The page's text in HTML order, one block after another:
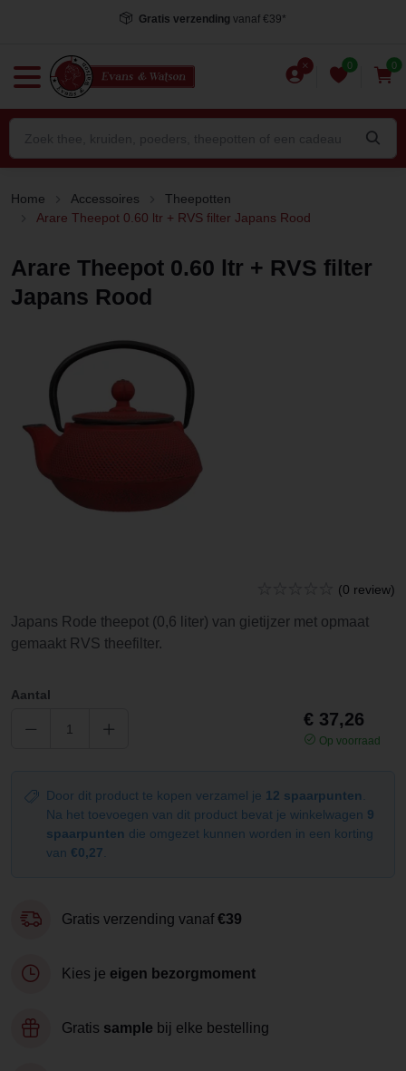
Gratis verzending vanaf €39*
0 0
Home Accessoires
Theepotten
Arare Theepot 0.60 ltr + RVS filter Japans Rood
Arare Theepot 0.60 ltr + RVS filter
Japans Rood
(0 review)
Japans Rode theepot (0,6 liter) van gietijzer met opmaat
gemaakt RVS theefilter.
Aantal
€ 37,26
Op voorraad
Door dit product te kopen verzamel je 12 spaarpunten
Na het toevoegen van dit product bevat je winkelwagen 9
spaarpunten die omgezet kunnen worden in een korting
van €0,27
Gratis verzending vanaf €39
Kies je eigen bezorgmoment
Gratis sample bij elke bestelling